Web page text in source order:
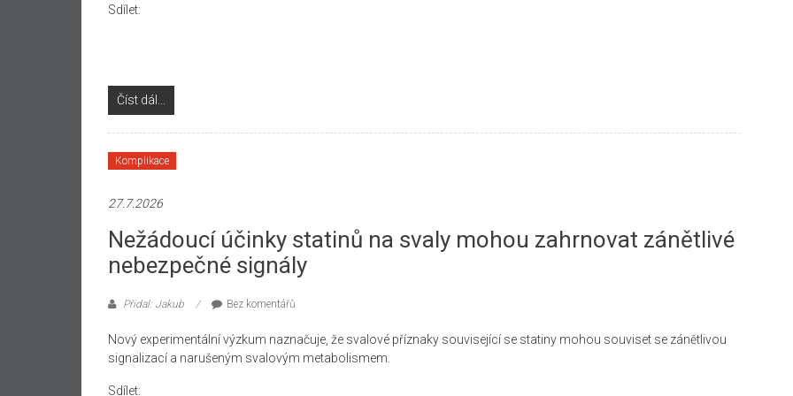
Sdílet:
Číst dál...
Komplikace
27.7.2026
Nežádoucí účinky statinů na svaly mohou zahrnovat zánětlivé
nebezpečné signály
Přidal: Jakub Bez komentářů
Nový experimentální výzkum naznačuje, že svalové příznaky související se statiny mohou souviset se zánětlivou
signalizací a narušeným svalovým metabolismem.
Sdílet: